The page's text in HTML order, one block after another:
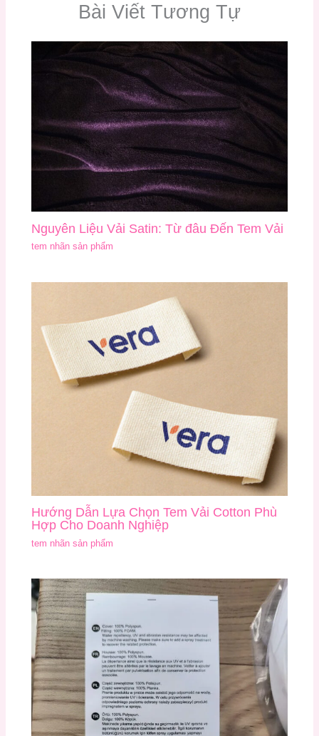
Bài Viết Tương Tự
Nguyên Liệu Vải Satin: Từ đâu Đến Tem Vải
tem nhãn sản phẩm
Hướng Dẫn Lựa Chọn Tem Vải Cotton Phù
Hợp Cho Doanh Nghiệp
tem nhãn sản phẩm